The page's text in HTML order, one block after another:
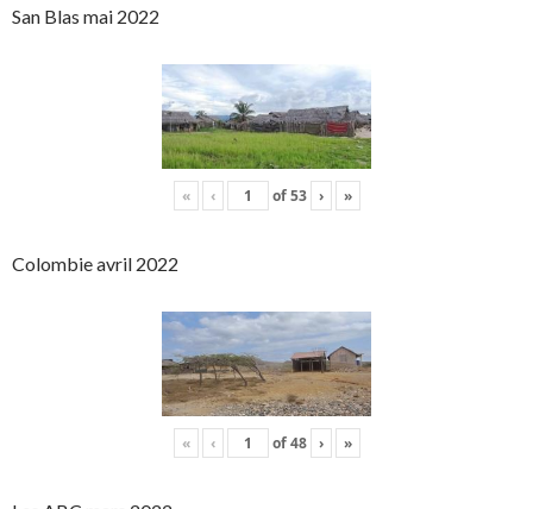
San Blas mai 2022
« ‹ of53 › »
Colombie avril 2022
« ‹ of48 › »